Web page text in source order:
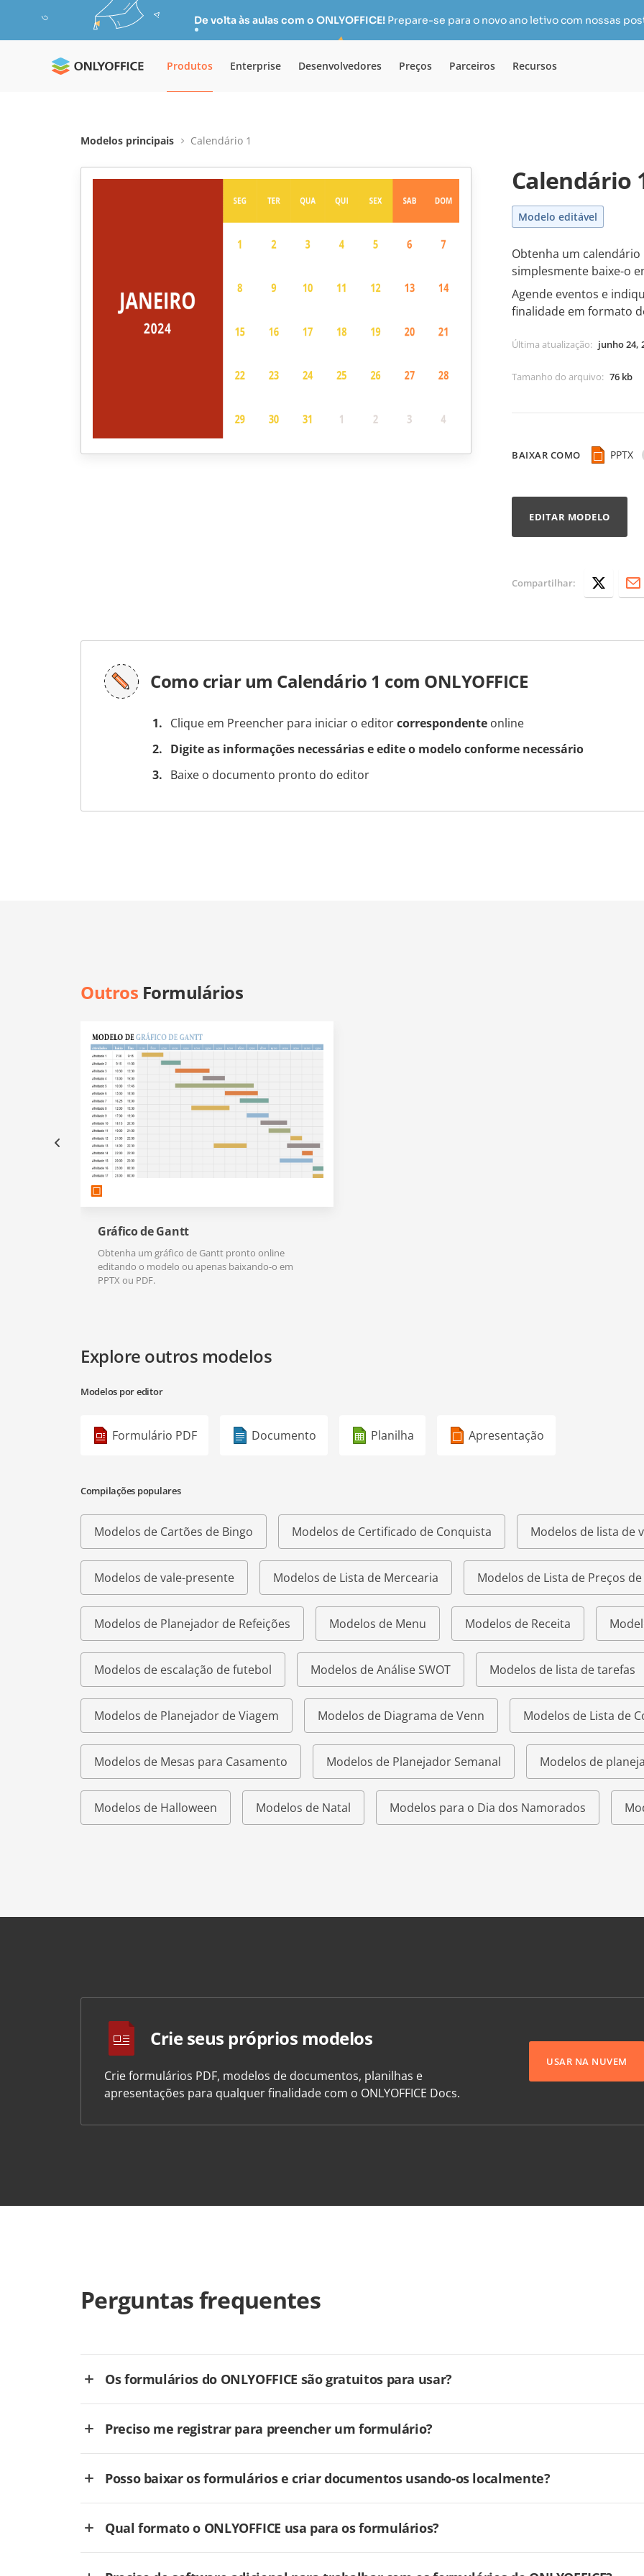
De volta às aulas com o ONLYOFFICE! Prepare-se para o novo ano letivo com nossas
Produtos Enterprise Desenvolvedores Preços Parceiros Recursos
Modelos principais Calendário 1
Calendário
Modelo editável
Obtenha um
simplesmente baixe-o
Agende eventos e
finalidade em formato
Última atualização: junho 24,
Tamanho do arquivo: 76 kb
BAIXAR COMO PPTX
EDITAR MODELO
Compartilhar:
Como criar um Calendário 1 com ONLYOFFICE
Clique em Preencher para iniciar o editorcorrespondente online
Digite as informações necessárias e edite o modelo conforme necessário
Baixe o documento pronto do editor
Outros Formulários
Gráfico de Gantt
Obtenha um gráfico de Gantt pronto online
editando o modelo ou apenas baixando-o em
PPTX ou PDF.
Explore outros modelos
Modelos por editor
Formulário PDF Documento Planilha Apresentação
Compilações populares
Modelos de Cartões de Bingo Modelos de Certificado de Conquista Modelos de lista de
Modelos de vale-presente Modelos de Lista de Mercearia Modelos de Lista de Preços
Modelos de Planejador de Refeições Modelos de Menu Modelos de Receita
Modelos de escalação de futebol Modelos de Análise SWOT Modelos de lista de tarefas
Modelos de Planejador de Viagem Modelos de Diagrama de Venn Modelos de Lista de
Modelos de Mesas para Casamento Modelos de Planejador Semanal Modelos de
Modelos de Halloween Modelos de Natal Modelos para o Dia dos Namorados
Crie seus próprios modelos
Crie formulários PDF, modelos de documentos, planilhas e
apresentações para qualquer finalidade com o ONLYOFFICE Docs.
USAR NA NUVEM
Perguntas frequentes
Os formulários do ONLYOFFICE são gratuitos para usar?
Preciso me registrar para preencher um formulário?
Posso baixar os formulários e criar documentos usando-os localmente?
Qual formato o ONLYOFFICE usa para os formulários?